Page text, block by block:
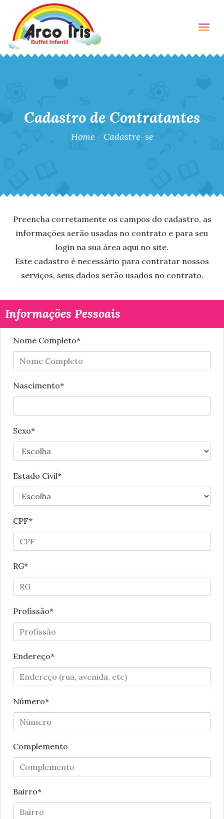
Cadastro de Contratantes
Home - Cadastre-se
Preencha corretamente os campos do cadastro, as
informações serão usadas no contrato e para seu
login na sua área aqui no site.
Este cadastro é necessário para contratar nossos
serviços, seus dados serão usados no contrato.
Informações Pessoais
Nome Completo*
Nascimento*
Sexo*
Estado Civil*
CPF*
RG*
Profissão*
Endereço*
Número*
Complemento
Bairro*